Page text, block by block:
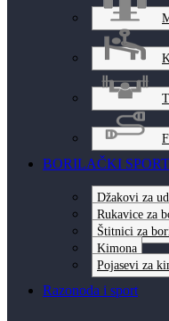
BORILAČKI
Džakovi za
Rukavice za
Štitnici za
Kimona
Pojasevi za
Razonoda i sport